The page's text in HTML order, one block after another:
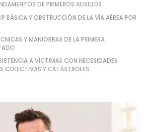
DE PRIMEROS AUXILIOS
BÁSICA Y OBSTRUCCIÓN DE LA VÍA AÉREA POR
Y MANIOBRAS DE LA PRIMERA
A VÍCTIMAS CON NECESIDADES
COLECTIVAS Y CATÁSTROFES